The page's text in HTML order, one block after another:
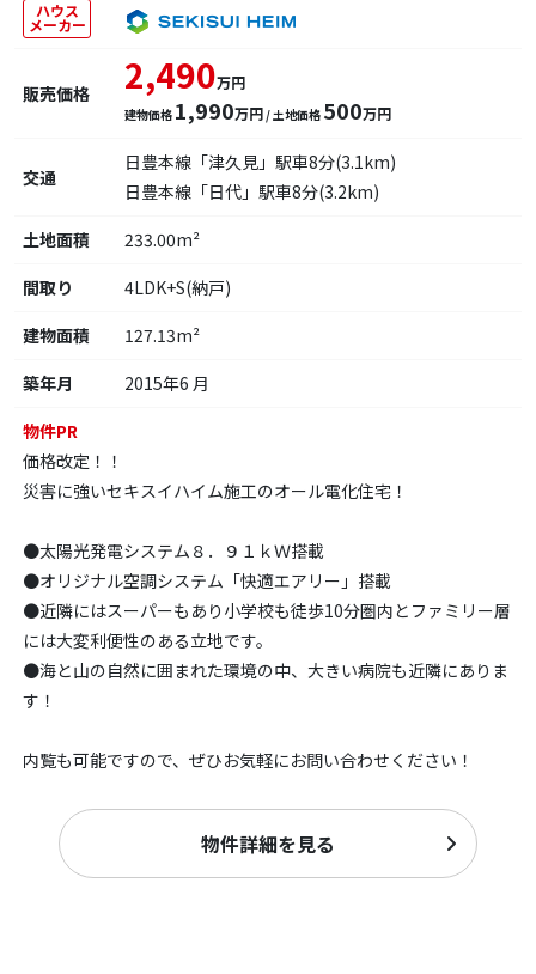
ハウス
メーカー
販売価格 2,490万円
建物価格 1,990万円/ 土地価格 500万円
交通
日豊本線「津久見」駅車8分(3.1km)
日豊本線「日代」駅車8分(3.2km)
土地面積
233.00m²
間取り
4LDK+S(納戸)
建物面積
127.13m²
築年月
2015年6 月
物件PR
価格改定！！
災害に強いセキスイハイム施工のオール電化住宅！
●太陽光発電システム８．９１ｋＷ搭載
●オリジナル空調システム「快適エアリー」搭載
●近隣にはスーパーもあり小学校も徒歩10分圏内とファミリー層
には大変利便性のある立地です。
●海と山の自然に囲まれた環境の中、大きい病院も近隣にありま
す！
内覧も可能ですので、ぜひお気軽にお問い合わせください！
物件詳細を見る